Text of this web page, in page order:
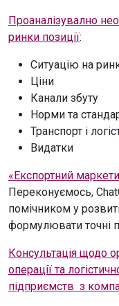
Проаналізувално
ринки позиції:
Ситуацію на
Ціни
Канали збуту
Норми та
Транспорт і
Видатки
«Експортний
Переконуємось,
помічником у
формулювати точні
Консультація щодо
операції та
підприємств з